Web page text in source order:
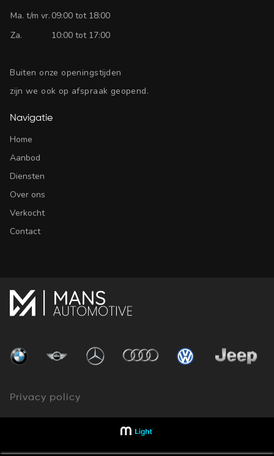
Ma. t/m vr. 09:00 tot 18:00
Za.
10:00 tot 17:00
Buiten onze openingstijden
zijn we ook op afspraak geopend.
Navigatie
Home
Aanbod
Diensten
Over ons
Verkocht
Contact
Privacy policy